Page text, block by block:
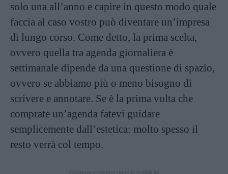
solo una all’anno e capire in questo modo quale
faccia al caso vostro può diventare un’impresa
di lungo corso. Come detto, la prima scelta,
ovvero quella tra agenda giornaliera è
settimanale dipende da una questione di spazio,
ovvero se abbiamo più o meno bisogno di
scrivere e annotare. Se è la prima volta che
comprate un’agenda fatevi guidare
semplicemente dall’estetica: molto spesso il
resto verrà col tempo.